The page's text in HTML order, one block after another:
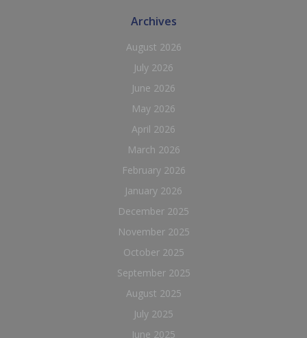
Archives
August 2026
July 2026
June 2026
May 2026
April 2026
March 2026
February 2026
January 2026
December 2025
November 2025
October 2025
September 2025
August 2025
July 2025
June 2025